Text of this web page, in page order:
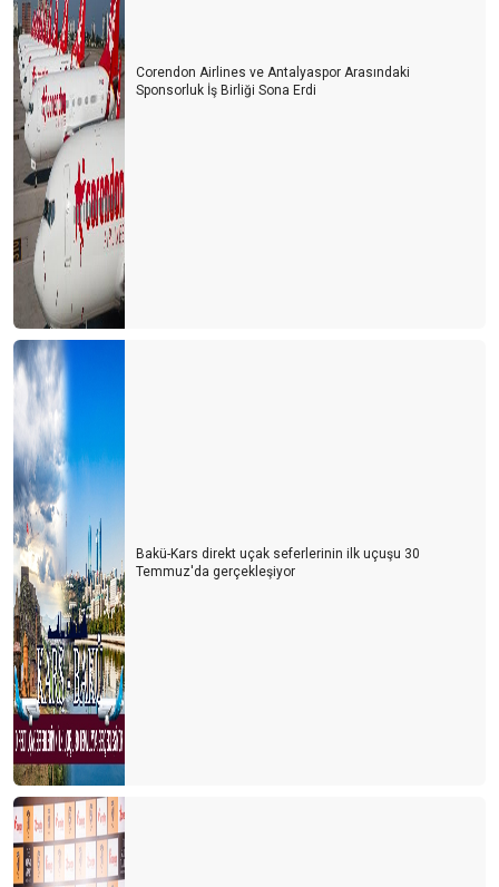
Turisti mi çalışanlardan, çalışanları mı turistten koruyacağız?
Usulca turistin yanına sokuldum
Dünya kenti Antalya böyle mi olmalıydı?
Ne devletler ne de işletmeler bilmiyor?
Bu gidişle yaz turizmi de tehlikede
Turizm sezonunun açılışı papatya falına döndü
Turizm iyi mi olacak? Kötü mü olacak? Gerçek nedir?
CEVABI OLMAYAN SORU
2021 yılı umutların gerçekleştiği bir yıl olsun
Eleştirelim ama hakkını da verelim
Turist gelecek hayaline kapılmayalım
Turizmde herkes bildiğini okuyor
Şeffaf olmazsak turist gelmek istemez
Turizmin Albayı aramızdan ayrıldı
Son dakika umut oldu
Turizmci umudunu kaybetmemek için direniyor
2021 yılı turizmde umut ve endişe yılı olacak
Antalya dünyanın en iyisi
Antalya yurt dışı uçuşlara kapatılmalı
TURİZM İSTATİSTİKLERİ DEVLET SIRRI MI?
Corendon Airlines ve Antalyaspor Arasındaki
Sponsorluk İş Birliği Sona Erdi
Bakü-Kars direkt uçak seferlerinin ilk uçuşu 30
Temmuz'da gerçekleşiyor